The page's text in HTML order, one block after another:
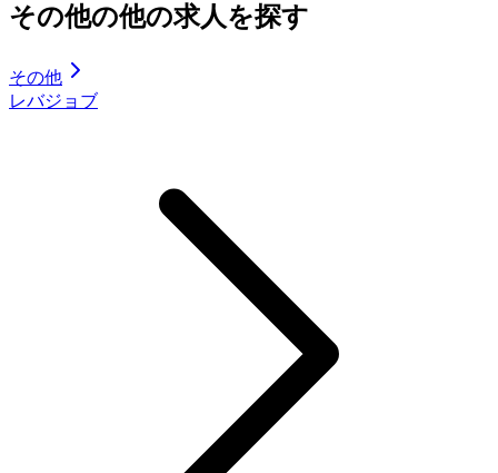
その他の他の求人を探す
その他
レバジョブ